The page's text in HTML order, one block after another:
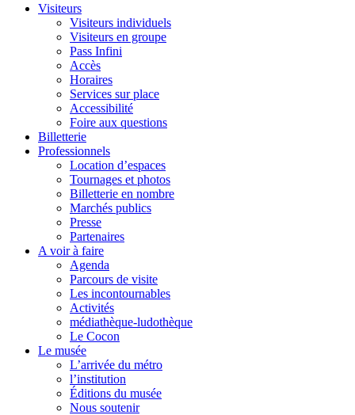
Visiteurs
Visiteurs individuels
Visiteurs en groupe
Pass Infini
Accès
Horaires
Services sur place
Accessibilité
Foire aux questions
Billetterie
Professionnels
Location d’espaces
Tournages et photos
Billetterie en nombre
Marchés publics
Presse
Partenaires
A voir à faire
Agenda
Parcours de visite
Les incontournables
Activités
médiathèque-ludothèque
Le Cocon
Le musée
L’arrivée du métro
l’institution
Éditions du musée
Nous soutenir